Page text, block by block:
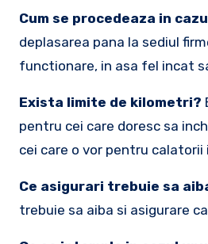
Cum se procedeaza in
deplasarea pana la sediul
functionare, in asa fel incat
Exista limite de kilometri?
pentru cei care doresc sa
cei care o vor pentru
Ce asigurari trebuie sa
trebuie sa aiba si asigurare